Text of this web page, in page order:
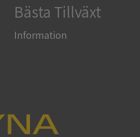
Bästa Tillväxt
Information
.youtube.com